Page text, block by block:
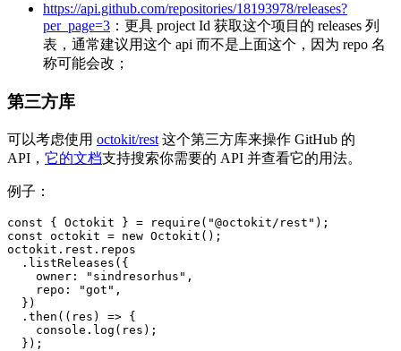
https://api.github.com/repositories/18193978/releases?
per_page=3 ：更具 project Id 获取这个项目的 releases 列
表，通常建议用这个 api 而不是上面这个，因为 repo 名
称可能会改；
第三方库
可以考虑使用 octokit/rest 这个第三方库来操作 GitHub 的
API， 它的文档支持搜索你需要的 API 并查看它的用法。
例子：
const { Octokit } = require ( "@octokit/rest" ) ;
const octokit = new Octokit ( ) ;
octokit . rest . repos
. listReleases ( {
owner : "sindresorhus" ,
repo : "got" ,
} )
. then ( ( res ) => {
console . log ( res ) ;
} ) ;